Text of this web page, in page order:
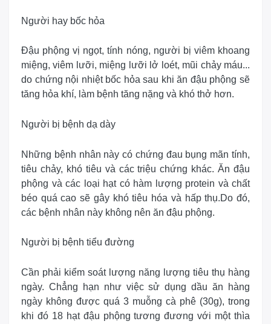
Người hay bốc hỏa
Đậu phộng vị ngọt, tính nóng, người bị viêm khoang
miệng, viêm lưỡi, miệng lưỡi lở loét, mũi chảy máu...
do chứng nội nhiệt bốc hỏa sau khi ăn đậu phộng sẽ
tăng hỏa khí, làm bệnh tăng nặng và khó thở hơn.
Người bị bệnh dạ dày
Những bệnh nhân này có chứng đau bụng mãn tính,
tiêu chảy, khó tiêu và các triệu chứng khác. Ăn đậu
phộng và các loại hạt có hàm lượng protein và chất
béo quá cao sẽ gây khó tiêu hóa và hấp thụ.Do đó,
các bệnh nhân này không nên ăn đậu phộng.
Người bị bệnh tiểu đường
Cần phải kiểm soát lượng năng lượng tiêu thụ hàng
ngày. Chẳng hạn như việc sử dụng dầu ăn hàng
ngày không được quá 3 muỗng cà phê (30g), trong
khi đó 18 hạt đậu phộng tương đương với một thìa